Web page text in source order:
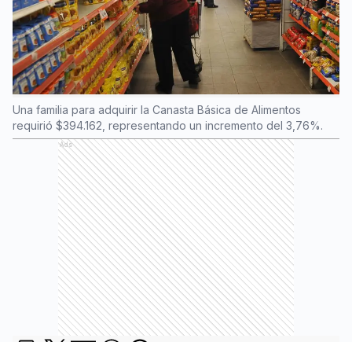
Una familia para adquirir la Canasta Básica de Alimentos
requirió $394.162, representando un incremento del 3,76%.
Ads